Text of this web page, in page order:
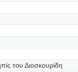
του Διοσκουρίδη